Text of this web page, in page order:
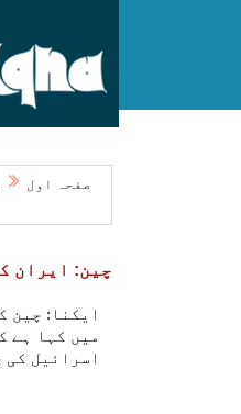
صفحہ اول
چین: ایران
ایکنا: چین
میں کہا ہے
اسرائیل کی